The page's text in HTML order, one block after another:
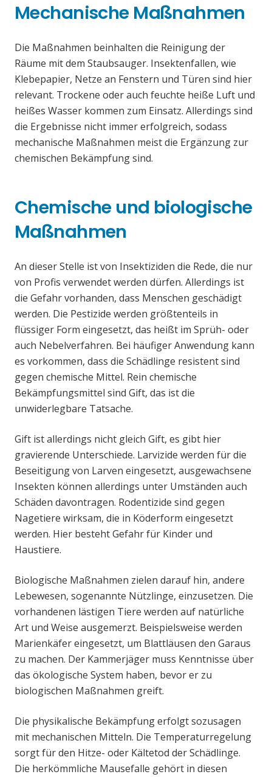
Mechanische Maßnahmen
Die Maßnahmen beinhalten die Reinigung der
Räume mit dem Staubsauger. Insektenfallen, wie
Klebepapier, Netze an Fenstern und Türen sind hier
relevant. Trockene oder auch feuchte heiße Luft und
heißes Wasser kommen zum Einsatz. Allerdings sind
die Ergebnisse nicht immer erfolgreich, sodass
mechanische Maßnahmen meist die Ergänzung zur
chemischen Bekämpfung sind.
Chemische und biologische
Maßnahmen
An dieser Stelle ist von Insektiziden die Rede, die nur
von Profis verwendet werden dürfen. Allerdings ist
die Gefahr vorhanden, dass Menschen geschädigt
werden. Die Pestizide werden größtenteils in
flüssiger Form eingesetzt, das heißt im Sprüh- oder
auch Nebelverfahren. Bei häufiger Anwendung kann
es vorkommen, dass die Schädlinge resistent sind
gegen chemische Mittel. Rein chemische
Bekämpfungsmittel sind Gift, das ist die
unwiderlegbare Tatsache.
Gift ist allerdings nicht gleich Gift, es gibt hier
gravierende Unterschiede. Larvizide werden für die
Beseitigung von Larven eingesetzt, ausgewachsene
Insekten können allerdings unter Umständen auch
Schäden davontragen. Rodentizide sind gegen
Nagetiere wirksam, die in Köderform eingesetzt
werden. Hier besteht Gefahr für Kinder und
Haustiere.
Biologische Maßnahmen zielen darauf hin, andere
Lebewesen, sogenannte Nützlinge, einzusetzen. Die
vorhandenen lästigen Tiere werden auf natürliche
Art und Weise ausgemerzt. Beispielsweise werden
Marienkäfer eingesetzt, um Blattläusen den Garaus
zu machen. Der Kammerjäger muss Kenntnisse über
das ökologische System haben, bevor er zu
biologischen Maßnahmen greift.
Die physikalische Bekämpfung erfolgt sozusagen
mit mechanischen Mitteln. Die Temperaturregelung
sorgt für den Hitze- oder Kältetod der Schädlinge.
Die herkömmliche Mausefalle gehört in diesen